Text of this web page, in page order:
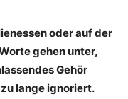
oder auf der
gehen unter,
Gehör
lange ignoriert.